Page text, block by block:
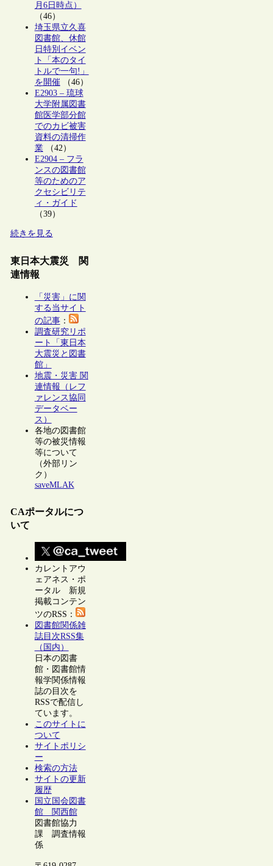
月6日時点）
（46）
埼玉県立久喜
図書館、休館
日特別イベン
ト「本のタイ
トルで一句!」
を開催（46）
E2903 – 琉球
大学附属図書
館医学部分館
でのカビ被害
資料の清掃作
業（42）
E2904 – フラ
ンスの図書館
等のためのア
クセシビリテ
ィ・ガイド
（39）
続きを見る
東日本大震災 関
連情報
「災害」に関
する当サイト
の記事：
調査研究リポ
ート「東日本
大震災と図書
館」
地震・災害 関
連情報（レフ
ァレンス協同
データベー
ス）
各地の図書館
等の被災情報
等について
（外部リン
ク）
saveMLAK
CAポータルにつ
いて
カレントアウ
ェアネス・ポ
ータル 新規
掲載コンテン
ツのRSS：
図書館関係雑
誌目次RSS集
（国内）
日本の図書
館・図書館情
報学関係情報
誌の目次を
RSSで配信し
ています。
このサイトに
ついて
サイトポリシ
ー
検索の方法
サイトの更新
履歴
国立国会図書
館 関西館
図書館協力
課 調査情報
係